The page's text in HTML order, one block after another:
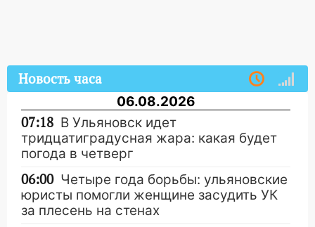
Новость часа
06.08.2026
07:18 В Ульяновск идет
тридцатиградусная жара: какая будет
погода в четверг
06:00 Четыре года борьбы: ульяновские
юристы помогли женщине засудить УК
за плесень на стенах